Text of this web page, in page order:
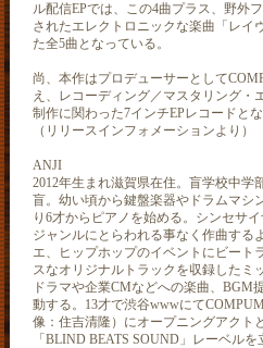
ル配信EPでは、この4曲プラス、野外
されたエレクトロニックな楽曲「レイ
た全5曲となっている。
尚、本作はプロデューサーとして
え、レコーディング／マスタリング・
制作に関わった7インチEPレコードとな
（リリースインフォメーションより）
ANJI
2012年生まれ滋賀県在住。盲学校中学
盲。幼い頃から鍵盤楽器やドラムマシ
り6才からピアノを始める。シンセサ
ジャンルにとらわれる事なく作曲する
エ、ヒップホップのイベントにビート
スなオリジナルトラックを収録したミ
ドラマや企業CMなどへの楽曲、BGM
動する。13才で渋谷wwwにて
像：住吉清隆）にオープニングアクト
「BLIND BEATS SOUND」レーベル